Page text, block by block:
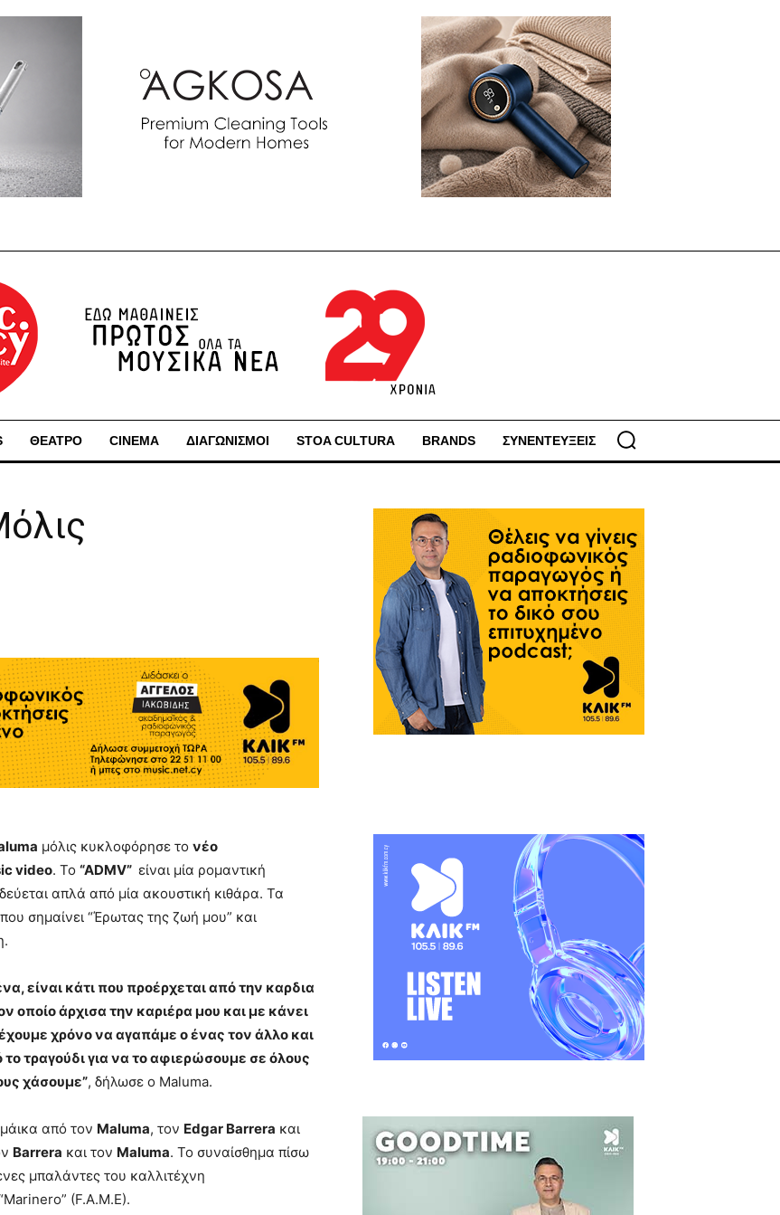
ΘΕΑΤΡΟ CINEMA ΔΙΑΓΩΝΙΣΜΟΙ STOA CULTURA BRANDS ΣΥΝΕΝΤΕΥΞΕΙΣ
μόλις κυκλοφόρησε το νέο
video. To “ADMV” είναι μία ρομαντική
απλά από μία ακουστική κιθάρα. Τα
σημαίνει “Έρωτας της ζωή μου” και
είναι κάτι που προέρχεται από την καρδια
οποίο άρχισα την καριέρα μου και με κάνει
χρόνο να αγαπάμε ο ένας τον άλλο και
τραγούδι για να το αφιερώσουμε σε όλους
χάσουμε”, δήλωσε ο Maluma.
από τον Maluma, τον Edgar Barrera και
Barrera και τον Maluma. Το συναίσθημα πίσω
μπαλάντες του καλλιτέχνη
(F.A.M.E).